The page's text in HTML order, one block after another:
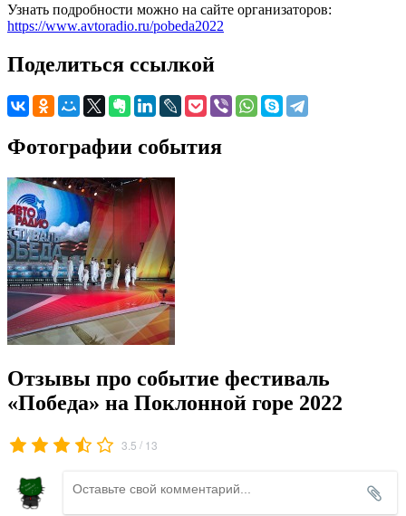
Узнать подробности можно на сайте организаторов:
https://www.avtoradio.ru/pobeda2022
Поделиться ссылкой
Фотографии события
Отзывы про событие фестиваль
«Победа» на Поклонной горе 2022
3.5 / 13